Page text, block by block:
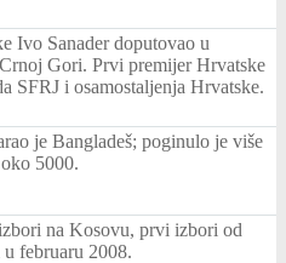
Ivo Sanader doputovao u
Gori. Prvi premijer Hrvatske
SFRJ i osamostaljenja Hrvatske.
je Bangladeš; poginulo je više
5000.
na Kosovu, prvi izbori od
februaru 2008.